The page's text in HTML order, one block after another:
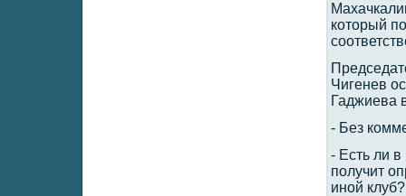
который
Чигенев
Гаджиева
- Без
- Есть ли в
получит
иной клуб?